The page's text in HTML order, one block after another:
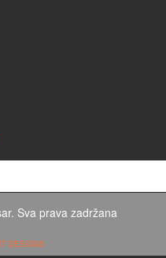
Sva prava zadržana
DESIGNS